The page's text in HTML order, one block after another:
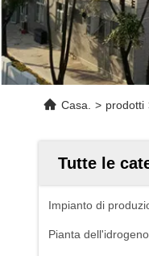
Casa. > prodotti
Tutte le
Impianto di
Pianta